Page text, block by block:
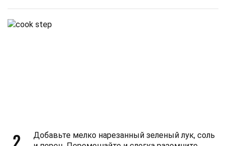
2
Добавьте мелко нарезанный зеленый лук, соль